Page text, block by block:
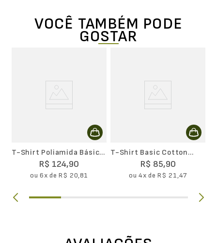
VOCÊ TAMBÉM PODE
GOSTAR
T-Shirt Poliamida Básica
Masculina II
R$ 124,90
ou6x deR$ 20,81
T-Shirt Basic Cotton
Masculina
R$ 85,90
ou4x deR$ 21,47